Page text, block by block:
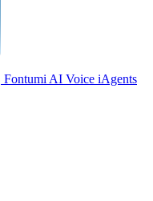
Fontumi AI Voice iAgents